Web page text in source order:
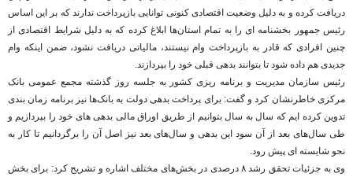
دریافت کرده و به دلیل وضعیت اقتصادی کنونی توانایی بازپرداخت ندارند که بر این اساس
رئیس جمهور بخشنامه ای را به تمام استان‌ها ابلاغ کرده که به دلیل شرایط اقتصادی از
چنین افرادی که قادر به بازپرداخت وام نیستند، مالیاتی دریافت نشود، ضمن اینکه وام
جدیدی هم داده شود تا بتوانند بدهی قبلی خود را بپردازند.
رئیس سازمان مدیریت و برنامه ریزی کشور به جلسه روز گذشته مجمع عمومی بانک
مرکزی خاطرنشان کرد و گفت: برای پرداخت بدهی دولت به بانک‌ها نیز برنامه زمان بندی
تدوین کرده ایم که سال به سال بتوانیم از طریق اوراق مالی بدهی های خود را بپردازیم و
طی سال‌های بعد از آن سود این بدهی و سال‌های بعد نیز اصل آن را برگردانیم تا کار به
نحو شایسته ای پیش رود.
وی به جزئیات تحقق رشد ۸ درصدی در بخش‌های مختلف اشاره و تشریح کرد: برای بخش